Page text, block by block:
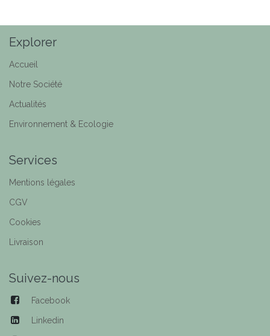
Explorer
Accueil
Notre Société
Actualités
Environnement & Ecologie
Services
Mentions légales
CGV
Cookies
Livraison
Suivez-nous
Facebook
Linkedin